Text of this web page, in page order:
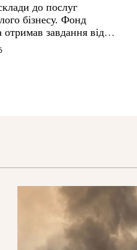
до послуг
бізнесу. Фонд
завдання від